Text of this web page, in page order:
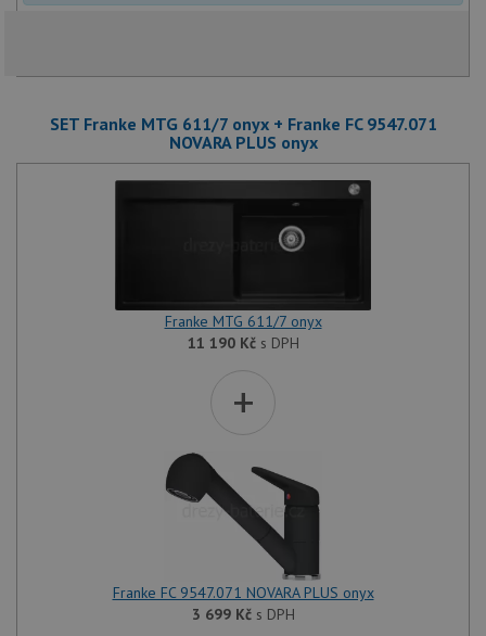
SET Franke MTG 611/7 onyx + Franke FC 9547.071
NOVARA PLUS onyx
Franke MTG 611/7 onyx
11 190 Kčs DPH
+
Franke FC 9547.071 NOVARA PLUS onyx
3 699 Kčs DPH